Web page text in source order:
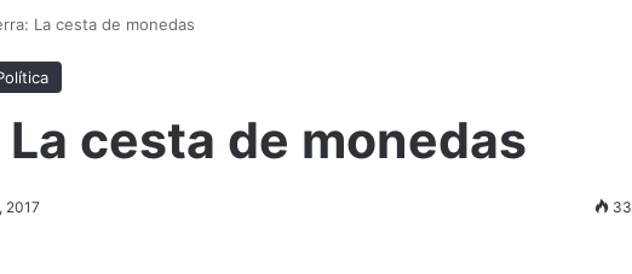
La cesta de monedas
cesta de monedas
2017 33